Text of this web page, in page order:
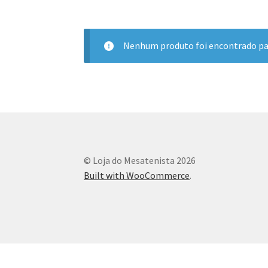
Nenhum produto foi encontrado
© Loja do Mesatenista 2026
Built with WooCommerce.